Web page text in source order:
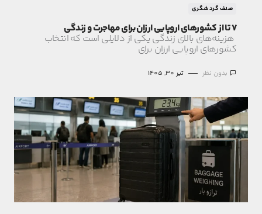
صنف گردشگری
7 تا از کشورهای اروپایی ارزان برای مهاجرت و زندگی
هزینه‌های بالای زندگی یکی از دلایلی است که انتخاب
کشورهای اروپایی ارزان برای
بدون نظر تیر 30, 1405